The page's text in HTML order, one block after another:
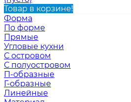
Товар в корзине!
Форма
По форме
Прямые
Угловые кухни
С островом
С полуостровом
П-образные
Г-образные
Линейные